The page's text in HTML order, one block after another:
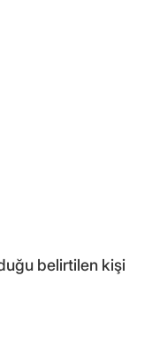
belirtilen kişi